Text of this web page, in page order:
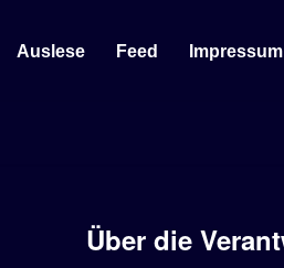
Auslese Feed Impressum
Über die